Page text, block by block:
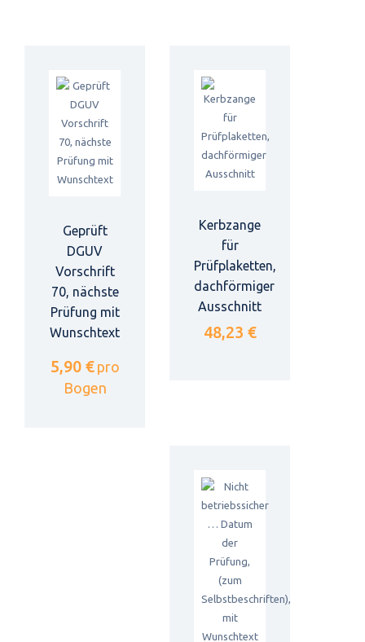
Geprüft
DGUV
Vorschrift
70, nächste
Prüfung mit
Wunschtext
5,90 € pro
Bogen
Kerbzange
für
Prüfplaketten,
dachförmiger
Ausschnitt
48,23 €